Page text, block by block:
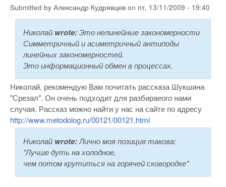
Submitted by Александр Кудрявцев on пт, 13/11/2009 - 19:40
Николай wrote:Это нелинейные закономерности
Симметричный и асиметричный антиподы
линейных закономерностей.
Это информационный обмен в процессах.
Николай, рекомендую Вам почитать рассказа Шукшина
"Срезал". Он очень подходит для разбираеого нами
случая. Рассказ можно найти у нас на сайте по адресу
http://www.metodolog.ru/00121/00121.html
Николай wrote:Лично моя позиция такова:
"Лучше дуть на холодное,
чем потом крутиться на горячей сковородке"